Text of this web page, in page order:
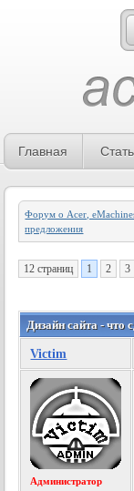
Главная
Форум о Acer,
предложения
12 страниц 1 2 3
Дизайн сайта - что
Victim
Администратор